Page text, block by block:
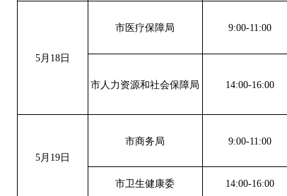
5月18日
市医疗保障局 9:00-11:00
市人力资源和社会保障局 14:00-16:00
5月19日
市商务局 9:00-11:00
市卫生健康委 14:00-16:00